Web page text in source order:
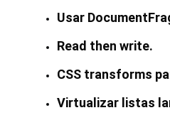
Usar
Read then write.
CSS transforms
Virtualizar listas